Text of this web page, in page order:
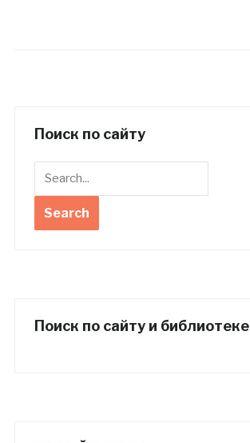
Поиск по сайту
Поиск по сайту и библиотеке